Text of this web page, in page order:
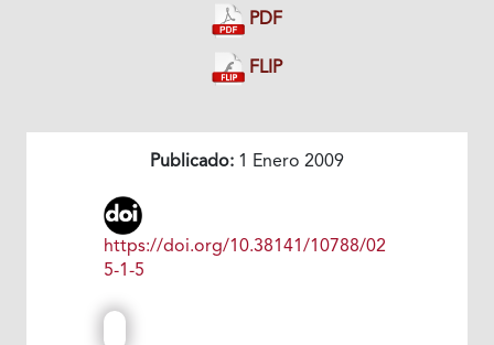
PDF
FLIP
Publicado: 1 Enero 2009
https://doi.org/10.38141/10788/02
5-1-5